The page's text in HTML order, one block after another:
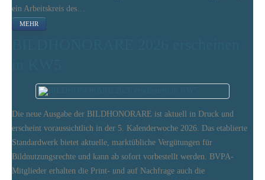
ein Arbeitskreis des…
MEHR
Die neue Ausgabe der BILDHONORARE ist aktuell in Druck und
erscheint voraussichtlich in der 5. Kalenderwoche 2026. Das etablierte
Standardwerk bietet aktuelle, marktübliche Vergütungen für
Bildnutzungsrechte und kann ab sofort vorbestellt werden. BVPA-
Mitglieder erhalten die Print- und auf Nachfrage auch die